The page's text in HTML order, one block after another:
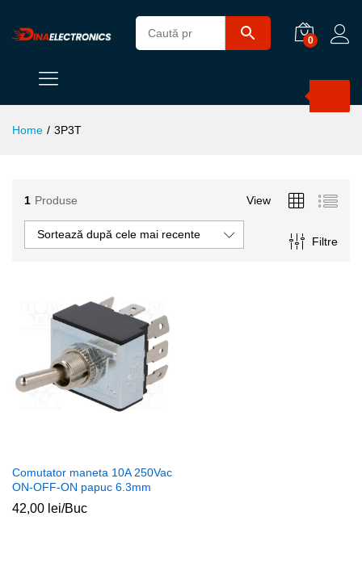
0
Home / 3P3T
1 Produse View
Filtre
Sortează după cele mai recente
Comutator maneta 10A 250Vac
ON-OFF-ON papuc 6.3mm
42,00 lei/Buc